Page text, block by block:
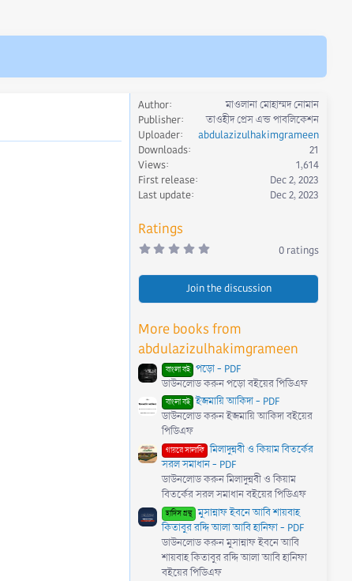
Author
মাওলানা মোহাম্মদ নোমান
Publisher
তাওহীদ প্রেস এন্ড পাবলিকেশন
Uploader
abdulazizulhakimgrameen
Downloads
21
Views
1,614
First release
Dec 2, 2023
Last update
Dec 2, 2023
Ratings
0
0
s
(
s
)
0 ratings
Join the discussion
More books from
abdulazizulhakimgrameen
বাংলা বই পড়ো - PDF
ডাউনলোড করুন পড়ো বইয়ের পিডিএফ
বাংলা বই ইজমায়ি আকিদা - PDF
ডাউনলোড করুন ইজমায়ি আকিদা বইয়ের
পিডিএফ
গায়রে সালাফি মিলাদুন্নবী ও কিয়াম বিতর্কের
সরল সমাধান - PDF
ডাউনলোড করুন মিলাদুন্নবী ও কিয়াম
বিতর্কের সরল সমাধান বইয়ের পিডিএফ
হাদিস গ্রন্থ মুসান্নাফ ইবনে আবি শায়বাহ
কিতাবুর রদ্দি আলা আবি হানিফা - PDF
ডাউনলোড করুন মুসান্নাফ ইবনে আবি
শায়বাহ কিতাবুর রদ্দি আলা আবি হানিফা
বইয়ের পিডিএফ